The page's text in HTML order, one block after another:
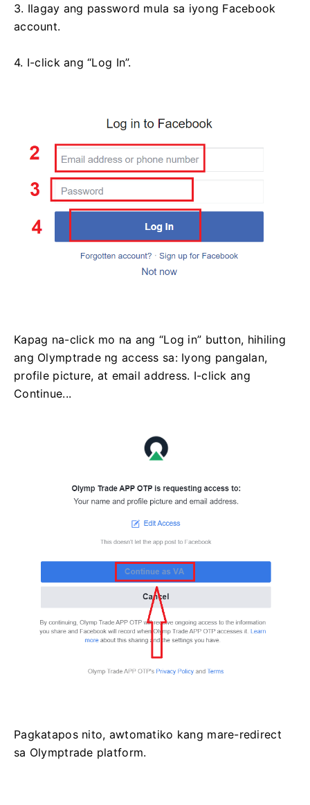
3. Ilagay ang password mula sa iyong Facebook
account.
4. I-click ang “Log In”.
Kapag na-click mo na ang “Log in” button, hihiling
ang Olymptrade ng access sa: Iyong pangalan,
profile picture, at email address. I-click ang
Continue...
Pagkatapos nito, awtomatiko kang mare-redirect
sa Olymptrade platform.